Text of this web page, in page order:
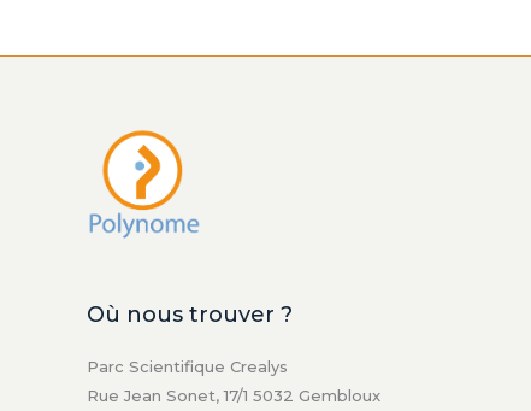
Où nous trouver ?
Parc Scientifique Crealys
Rue Jean Sonet, 17/1 5032 Gembloux